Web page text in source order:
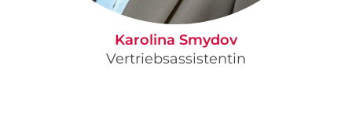
Karolina Smydov
Vertriebsassistentin